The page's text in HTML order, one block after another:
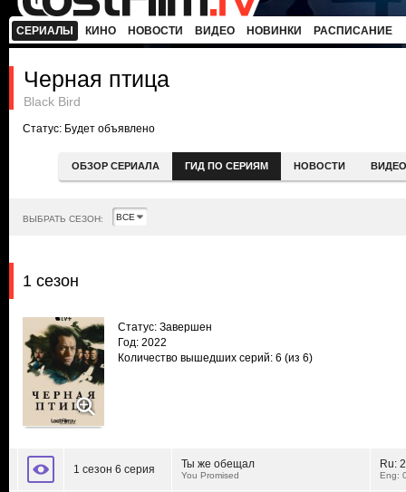
СЕРИАЛЫ КИНО НОВОСТИ ВИДЕО НОВИНКИ РАСПИСАНИЕ
Черная птица
Black Bird
Статус: Будет объявлено
ОБЗОР СЕРИАЛА ГИД ПО СЕРИЯМ НОВОСТИ ВИДЕО
ВЫБРАТЬ СЕЗОН:
1 сезон
Статус: Завершен
Год: 2022
Количество вышедших серий: 6 (из 6)
1 сезон 6 серия Ты же обещал
You Promised
Ru:
Eng: